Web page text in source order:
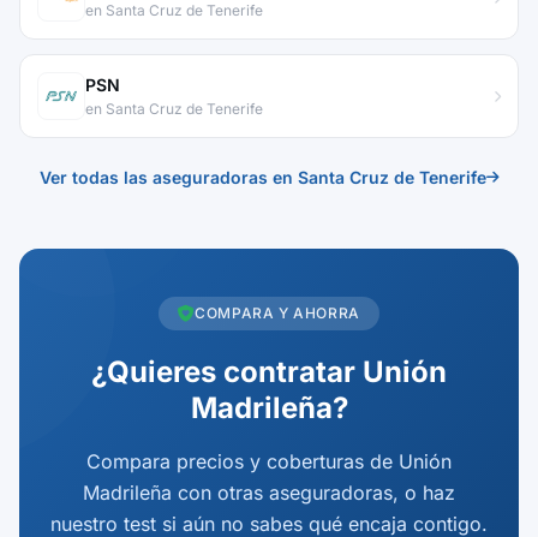
en Santa Cruz de Tenerife
PSN
en Santa Cruz de Tenerife
Ver todas las aseguradoras en Santa Cruz de Tenerife
COMPARA Y AHORRA
¿Quieres contratar Unión
Madrileña?
Compara precios y coberturas de Unión
Madrileña con otras aseguradoras, o haz
nuestro test si aún no sabes qué encaja contigo.